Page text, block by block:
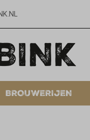
BROUWERIJEN